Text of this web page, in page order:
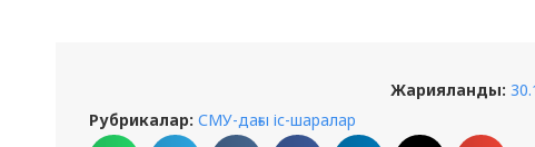
Жарияланды:
Рубрикалар: СМУ-дағы іс-шаралар